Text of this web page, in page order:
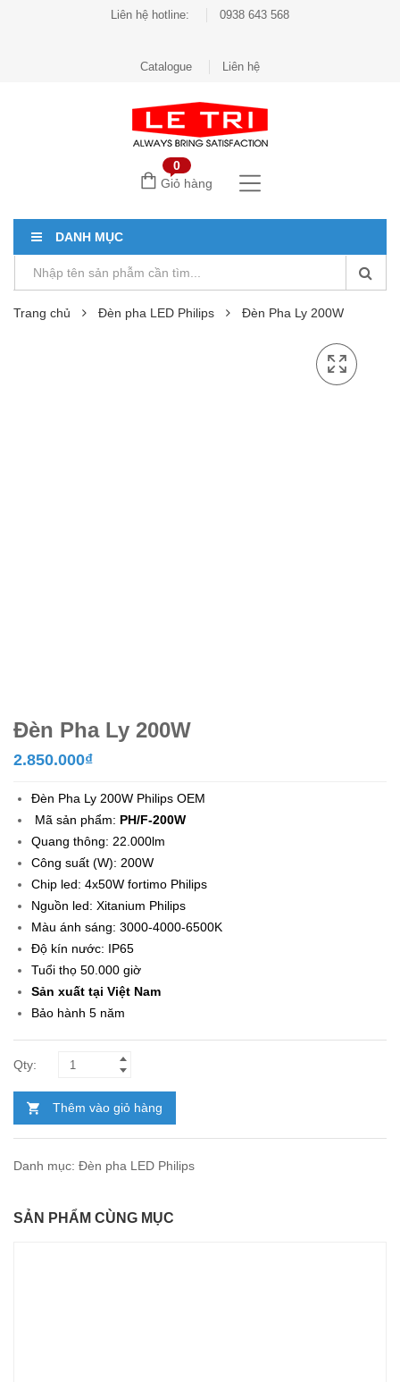
Liên hệ hotline: 0938 643 568
Catalogue Liên hệ
0
Giỏ hàng
DANH MỤC
Trang chủ Đèn pha LED Philips Đèn Pha Ly 200W
Đèn Pha Ly 200W
2.850.000₫
Đèn Pha Ly 200W Philips OEM
Mã sản phẩm: PH/F-200W
Quang thông: 22.000lm
Công suất (W): 200W
Chip led: 4x50W fortimo Philips
Nguồn led: Xitanium Philips
Màu ánh sáng: 3000-4000-6500K
Độ kín nước: IP65
Tuổi thọ 50.000 giờ
Sản xuất tại Việt Nam
Bảo hành 5 năm
Thêm vào giỏ hàng
Danh mục: Đèn pha LED Philips
SẢN PHẨM CÙNG MỤC